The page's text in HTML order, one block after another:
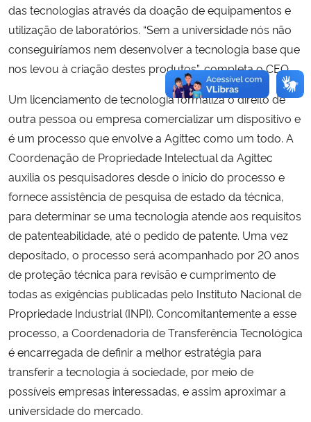
das tecnologias através da doação de equipamentos e
utilização de laboratórios. “Sem a universidade nós não
conseguiríamos nem desenvolver a tecnologia base que
nos levou à criação destes produtos”, completa o CEO.
Um licenciamento de tecnologia formaliza o direito de
outra pessoa ou empresa comercializar um dispositivo e
é um processo que envolve a Agittec como um todo. A
Coordenação de Propriedade Intelectual da Agittec
auxilia os pesquisadores desde o início do processo e
fornece assistência de pesquisa de estado da técnica,
para determinar se uma tecnologia atende aos requisitos
de patenteabilidade, até o pedido de patente. Uma vez
depositado, o processo será acompanhado por 20 anos
de proteção técnica para revisão e cumprimento de
todas as exigências publicadas pelo Instituto Nacional de
Propriedade Industrial (INPI). Concomitantemente a esse
processo, a Coordenadoria de Transferência Tecnológica
é encarregada de definir a melhor estratégia para
transferir a tecnologia à sociedade, por meio de
possíveis empresas interessadas, e assim aproximar a
universidade do mercado.